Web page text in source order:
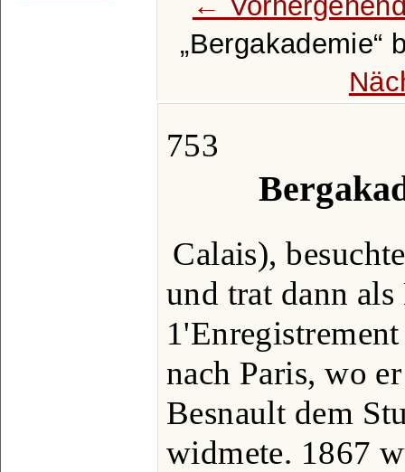
Bergakademie
753
Calais),
und trat dann
nach Paris, wo
Besnault dem
widmete. 1867